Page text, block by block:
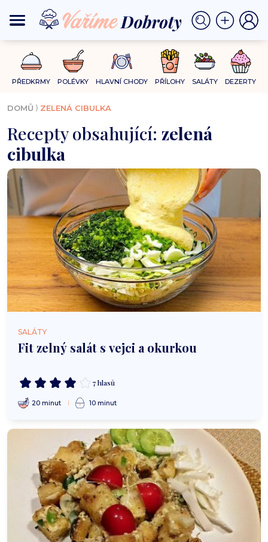
PŘEDKRMY POLÉVKY HLAVNÍ CHODY PŘÍLOHY SALÁTY DEZERTY
DOMŮ ⟩ ZELENÁ CIBULKA
Recepty obsahující: zelená
cibulka
SALÁTY
Fit zelný salát s vejci a okurkou
7 hlasů
20 minut 10 minut